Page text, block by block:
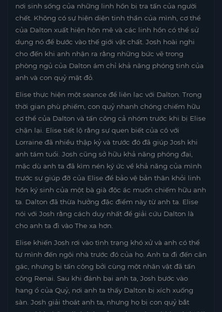
nơi sinh sống của những linh hồn bị tra tấn của người
chết. Không có sự hiện diện tinh thần của mình, cơ thể
của Dalton xuất hiện hôn mê và các linh hồn có thể sử
dụng nó để bước vào thế giới vật chất. Josh hoài nghi
cho đến khi anh nhận ra rằng những bức vẽ trong
phòng ngủ của Dalton ám chỉ khả năng phóng tinh của
anh và con quỷ mặt đỏ.
Elise thực hiện một seance để liên lạc với Dalton. Trong
thời gian phù phiếm, con quỷ nhanh chóng chiếm hữu
cơ thể của Dalton và tấn công cả nhóm trước khi bị Elise
chặn lại. Elise tiết lộ rằng sự quen biết của cô với
Lorraine đã nhiều thập kỷ và trước đó đã giúp Josh khi
anh tám tuổi. Josh cũng sở hữu khả năng phóng đại,
mặc dù anh ta đã kìm nén ký ức về khả năng của mình
trước sự giúp đỡ của Elise để bảo vệ bản thân khỏi linh
hồn ký sinh của một bà già độc ác muốn chiếm hữu anh
ta. Dalton đã thừa hưởng đặc điểm này từ anh ta. Elise
nói với Josh rằng cách duy nhất để giải cứu Dalton là
cho anh ta đi vào The xa hơn.
Elise khiến Josh rơi vào tình trạng khó xử và anh có thể
tự mình đến ngôi nhà trước đó của họ. Anh ta đi đến căn
gác, nhưng bị tấn công bởi cùng một nhân vật đã tấn
công Renai. Sau khi đánh bại anh ta, Josh bước vào
hang ổ của Quỷ, nơi anh ta thấy Dalton bị xích xuống
sàn. Josh giải thoát anh ta, nhưng họ bị con quỷ bắt